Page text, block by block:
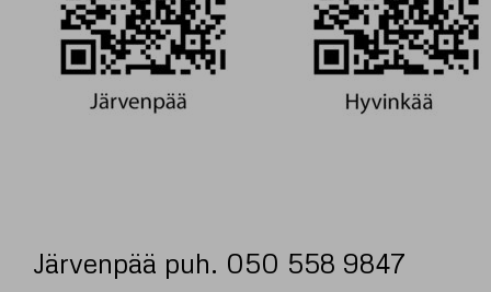
Järvenpää puh. 050 558 9847